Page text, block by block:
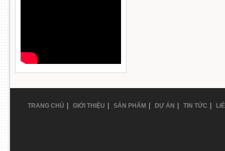
TRANG CHỦ GIỚI THIỆU SẢN PHẨM DỰ ÁN TIN TỨC